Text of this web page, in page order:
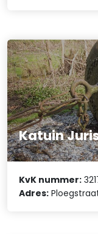
Katuin
KvK nummer:
Adres: